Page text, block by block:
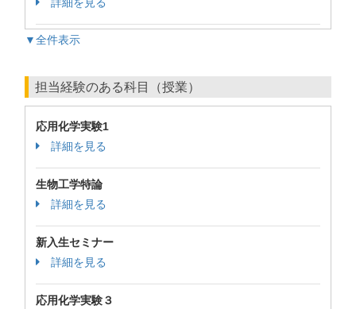
▼全件表示
担当経験のある科目（授業）
応用化学実験1
詳細を見る
生物工学特論
詳細を見る
新入生セミナー
詳細を見る
応用化学実験３